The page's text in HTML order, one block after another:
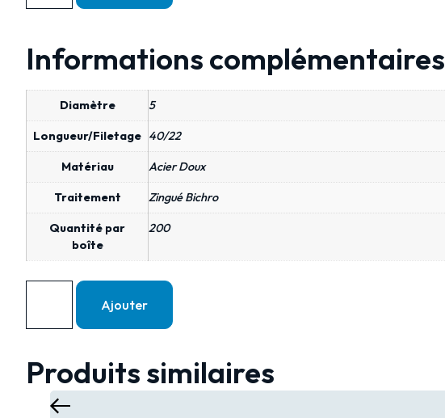
Informations complémentaires
Diamètre 5
Longueur/Filetage 40/22
Matériau Acier Doux
Traitement Zingué Bichro
Quantité par
boîte
200
Ajouter
Produits similaires